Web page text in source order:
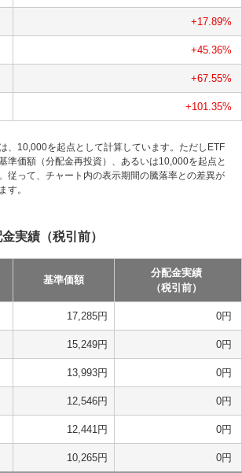
+17.89%
+45.36%
+67.55%
+101.35%
、10,000を起点として計算しています。ただしETF
準価額（分配金再投資）、あるいは10,000を起点と
従って、チャート内の表示期間の騰落率との差異が
す。
実績（税引前）
基準価額
分配金実績
（税引前）
17,285円 0円
15,249円 0円
13,993円 0円
12,546円 0円
12,441円 0円
10,265円 0円